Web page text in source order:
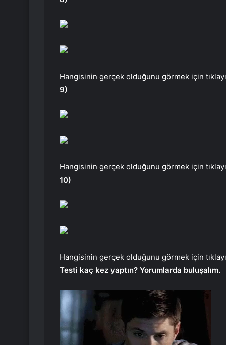
Hangisinin gerçek olduğunu görmek için
9)
Hangisinin gerçek olduğunu görmek için
10)
Hangisinin gerçek olduğunu görmek için
Testi kaç kez yaptın? Yorumlarda buluşalım.